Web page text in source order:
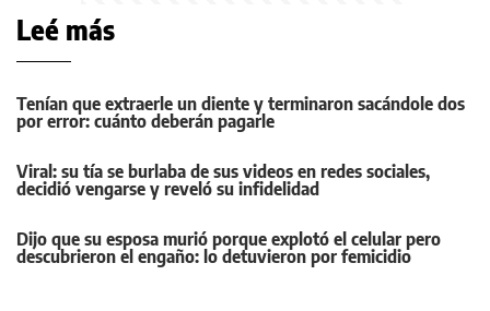
Leé más
Tenían que extraerle un diente y terminaron sacándole dos
por error: cuánto deberán pagarle
Viral: su tía se burlaba de sus videos en redes sociales,
decidió vengarse y reveló su infidelidad
Dijo que su esposa murió porque explotó el celular pero
descubrieron el engaño: lo detuvieron por femicidio